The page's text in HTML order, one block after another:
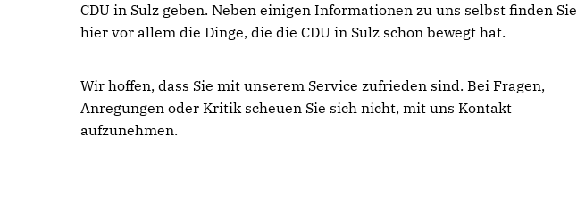
CDU in Sulz geben. Neben einigen Informationen zu uns selbst finden Sie
hier vor allem die Dinge, die die CDU in Sulz schon bewegt hat.
Wir hoffen, dass Sie mit unserem Service zufrieden sind. Bei Fragen,
Anregungen oder Kritik scheuen Sie sich nicht, mit uns Kontakt
aufzunehmen.